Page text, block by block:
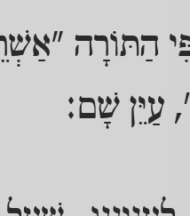
הַתּוֹרָה
עַיֵּן שָׁם: